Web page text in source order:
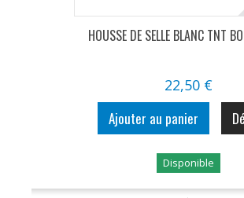
HOUSSE DE SELLE BLANC TNT
22,50 €
Ajouter au panier
Disponible